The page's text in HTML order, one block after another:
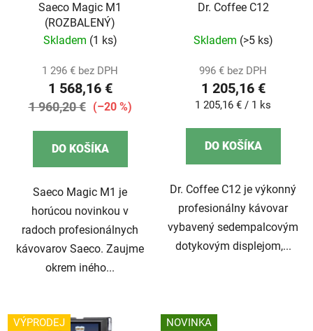
Saeco Magic M1
(ROZBALENÝ)
Skladem (1 ks)
1 296 € bez DPH
1 568,16 €
1 960,20 € (–20 %)
DO KOŠÍKA
Saeco Magic M1 je
horúcou novinkou v
radoch profesionálnych
kávovarov Saeco. Zaujme
okrem iného...
Dr. Coffee C12
Skladem (>5 ks)
996 € bez DPH
1 205,16 €
Jednotková
1 205,16 € / 1 ks
DO KOŠÍKA
Dr. Coffee C12 je výkonný
profesionálny kávovar
vybavený sedempalcovým
dotykovým displejom,...
VÝPRODEJ NOVINKA